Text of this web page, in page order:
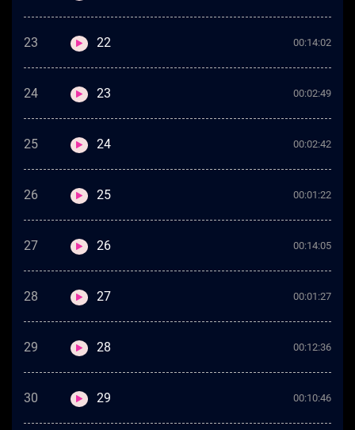
23 22 00:14:02
24 23 00:02:49
25 24 00:02:42
26 25 00:01:22
27 26 00:14:05
28 27 00:01:27
29 28 00:12:36
30 29 00:10:46